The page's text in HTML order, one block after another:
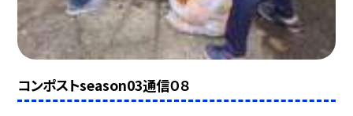
コンポストseason03通信０８